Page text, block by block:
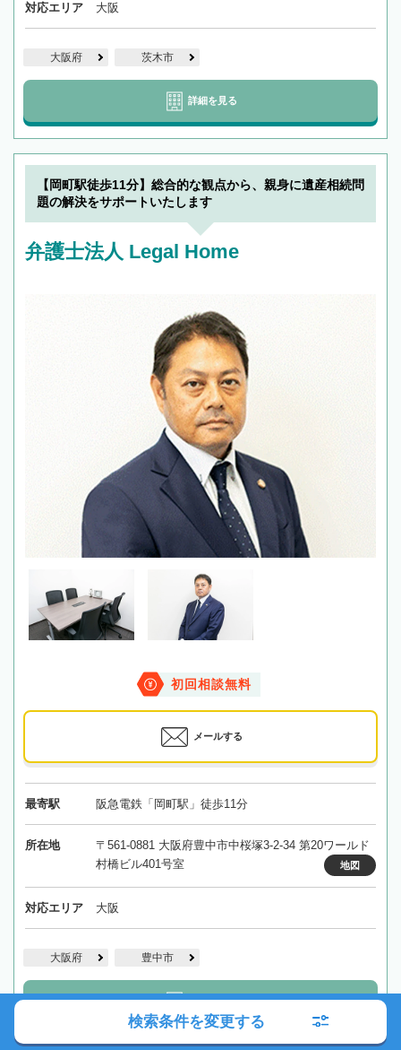
対応エリア 大阪
大阪府 茨木市
詳細を見る
【岡町駅徒歩11分】総合的な観点から、親身に遺産相続問
題の解決をサポートいたします
弁護士法人 Legal Home
初回相談無料
メールする
最寄駅 阪急電鉄「岡町駅」徒歩11分
所在地
〒561-0881 大阪府豊中市中桜塚3-2-34 第20ワールド
村橋ビル401号室
地図
対応エリア 大阪
大阪府 豊中市
詳細を見る
検索条件を変更する